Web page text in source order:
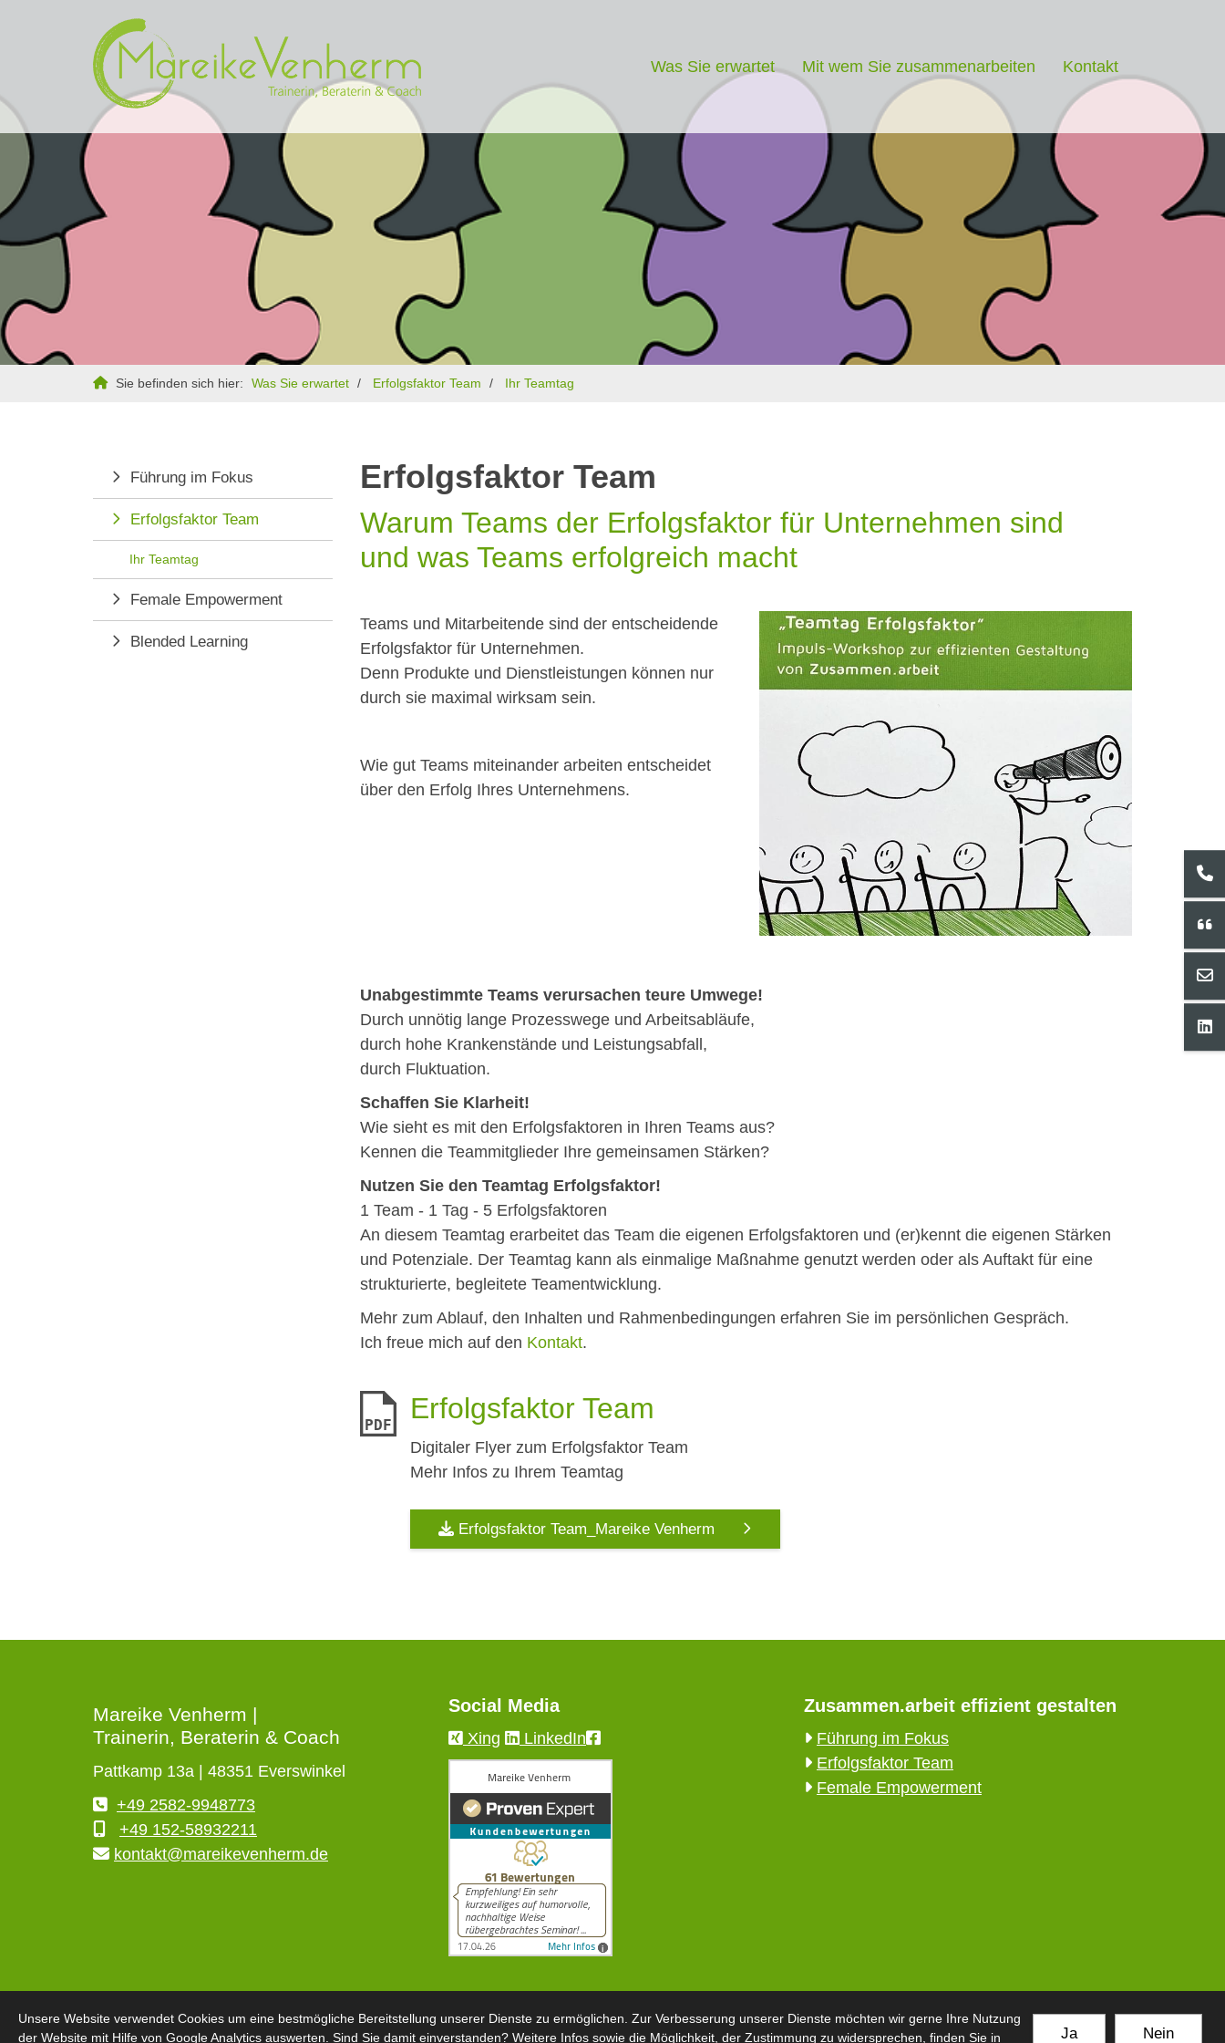
Was Sie erwartet Mit wem Sie zusammenarbeiten Kontakt
Sie befinden sich hier: Was Sie erwartet Erfolgsfaktor Team Ihr Teamtag
Erfolgsfaktor Team
Warum Teams der Erfolgsfaktor für Unternehmen sind
und was Teams erfolgreich macht
Teams und Mitarbeitende sind der entscheidende
Erfolgsfaktor für Unternehmen.
Denn Produkte und Dienstleistungen können nur
durch sie maximal wirksam sein.
Wie gut Teams miteinander arbeiten entscheidet
über den Erfolg Ihres Unternehmens.
Unabgestimmte Teams verursachen teure Umwege!
Durch unnötig lange Prozesswege und Arbeitsabläufe,
durch hohe Krankenstände und Leistungsabfall,
durch Fluktuation.
Schaffen Sie Klarheit!
Wie sieht es mit den Erfolgsfaktoren in Ihren Teams aus?
Kennen die Teammitglieder Ihre gemeinsamen Stärken?
Nutzen Sie den Teamtag Erfolgsfaktor!
1 Team - 1 Tag - 5 Erfolgsfaktoren
An diesem Teamtag erarbeitet das Team die eigenen Erfolgsfaktoren und (er)kennt die eigenen Stärken
und Potenziale. Der Teamtag kann als einmalige Maßnahme genutzt werden oder als Auftakt für eine
strukturierte, begleitete Teamentwicklung.
Mehr zum Ablauf, den Inhalten und Rahmenbedingungen erfahren Sie im persönlichen Gespräch.
Ich freue mich auf den Kontakt.
PDF
Erfolgsfaktor Team
Digitaler Flyer zum Erfolgsfaktor Team
Mehr Infos zu Ihrem Teamtag
Erfolgsfaktor Team_Mareike Venherm
Führung im Fokus
Erfolgsfaktor Team
Ihr Teamtag
Female Empowerment
Blended Learning
Mareike Venherm |
Trainerin, Beraterin & Coach
Pattkamp 13a | 48351 Everswinkel
+49 2582-9948773
+49 152-58932211
kontakt@mareikevenherm.de
Social Media
Xing LinkedIn
Zusammen.arbeit effizient gestalten
Führung im Fokus
Erfolgsfaktor Team
Female Empowerment
Nein
Ja
Unsere Website verwendet Cookies um eine bestmögliche Bereitstellung unserer Dienste zu ermöglichen. Zur Verbesserung unserer Dienste möchten wir gerne Ihre Nutzung
der Website mit Hilfe von Google Analytics auswerten. Sind Sie damit einverstanden? Weitere Infos sowie die Möglichkeit, der Zustimmung zu widersprechen, finden Sie in